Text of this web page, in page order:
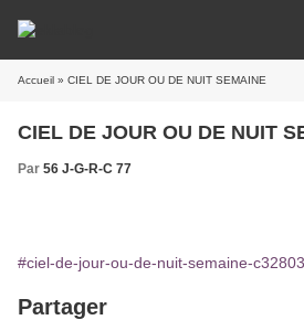
Accueil » CIEL DE JOUR OU DE NUIT SEMAINE
CIEL DE JOUR OU DE NUIT
Par 56 J-G-R-C 77
#ciel-de-jour-ou-de-nuit-semaine-
Partager